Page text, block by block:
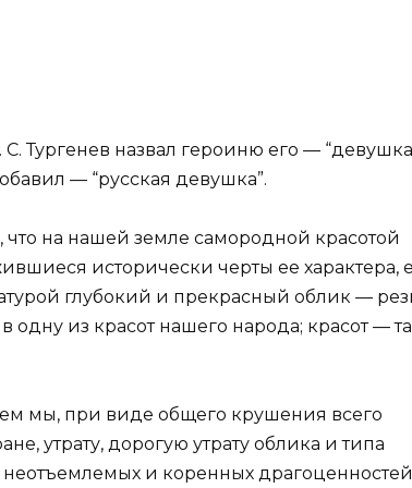
Тургенев назвал героиню его —
— “русская девушка”.
на нашей земле самородной красотой
исторически черты ее характера,
глубокий и прекрасный облик —
из красот нашего народа; красот —
мы, при виде общего крушения всего
утрату, дорогую утрату облика и типа
и коренных